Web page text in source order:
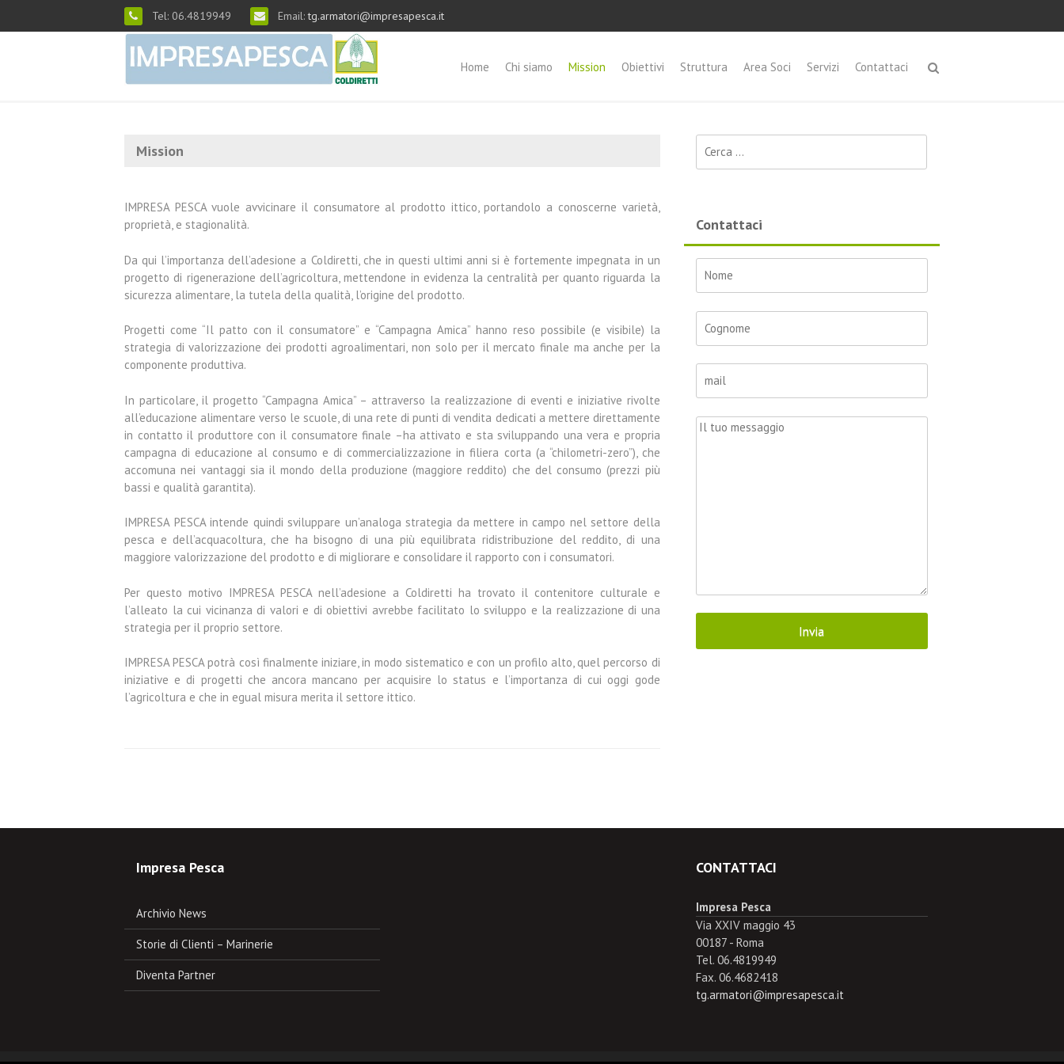
Tel: 06.4819949 Email:tg.armatori@impresapesca.it
Home Chi siamo Mission Obiettivi Struttura Area Soci Servizi Contattaci
Mission
IMPRESA PESCA vuole avvicinare il consumatore al prodotto ittico, portandolo a conoscerne varietà,
proprietà, e stagionalità.
Da qui l’importanza dell’adesione a Coldiretti, che in questi ultimi anni si è fortemente impegnata in un
progetto di rigenerazione dell’agricoltura, mettendone in evidenza la centralità per quanto riguarda la
sicurezza alimentare, la tutela della qualità, l’origine del prodotto.
Progetti come “Il patto con il consumatore” e “Campagna Amica” hanno reso possibile (e visibile) la
strategia di valorizzazione dei prodotti agroalimentari, non solo per il mercato finale ma anche per la
componente produttiva.
In particolare, il progetto “Campagna Amica” – attraverso la realizzazione di eventi e iniziative rivolte
all’educazione alimentare verso le scuole, di una rete di punti di vendita dedicati a mettere direttamente
in contatto il produttore con il consumatore finale –ha attivato e sta sviluppando una vera e propria
campagna di educazione al consumo e di commercializzazione in filiera corta (a “chilometri-zero”), che
accomuna nei vantaggi sia il mondo della produzione (maggiore reddito) che del consumo (prezzi più
bassi e qualità garantita).
IMPRESA PESCA intende quindi sviluppare un’analoga strategia da mettere in campo nel settore della
pesca e dell’acquacoltura, che ha bisogno di una più equilibrata ridistribuzione del reddito, di una
maggiore valorizzazione del prodotto e di migliorare e consolidare il rapporto con i consumatori.
Per questo motivo IMPRESA PESCA nell’adesione a Coldiretti ha trovato il contenitore culturale e
l’alleato la cui vicinanza di valori e di obiettivi avrebbe facilitato lo sviluppo e la realizzazione di una
strategia per il proprio settore.
IMPRESA PESCA potrà così finalmente iniziare, in modo sistematico e con un profilo alto, quel percorso di
iniziative e di progetti che ancora mancano per acquisire lo status e l’importanza di cui oggi gode
l’agricoltura e che in egual misura merita il settore ittico.
Contattaci
Impresa Pesca
Archivio News
Storie di Clienti – Marinerie
Diventa Partner
CONTATTACI
Impresa Pesca
Via XXIV maggio 43
00187 - Roma
Tel. 06.4819949
Fax. 06.4682418
tg.armatori@impresapesca.it